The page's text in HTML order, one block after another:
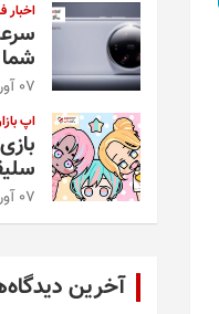
اخبار
07 آوریل 2024
اپ
07 آوریل 2024
آخرین